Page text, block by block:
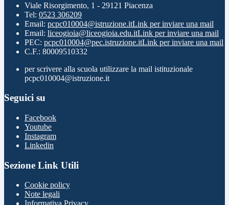
Viale Risorgimento, 1 - 29121 Piacenza
Tel: 0523 306209
Email: pcpc010004@istruzione.itLink per inviare una mail
Email: liceogioia@liceogioia.edu.itLink per inviare una mail
PEC: pcpc010004@pec.istruzione.itLink per inviare una mail
C.F.: 80009510332
per scrivere alla scuola utilizzare la mail istituzionale
pcpc010004@istruzione.it
Seguici su
Facebook
Youtube
Instagram
Linkedin
Sezione Link Utili
Cookie policy
Note legali